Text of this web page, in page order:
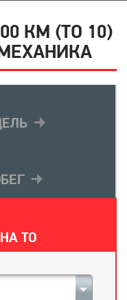
КМ (ТО 10)
ТО